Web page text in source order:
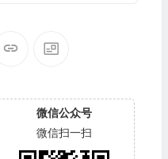
微信公众号
微信扫一扫